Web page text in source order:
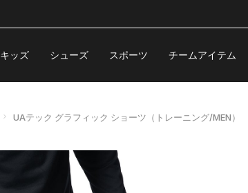
キッズ シューズ スポーツ チームアイテム
UAテック グラフィック ショーツ（トレーニング/MEN）